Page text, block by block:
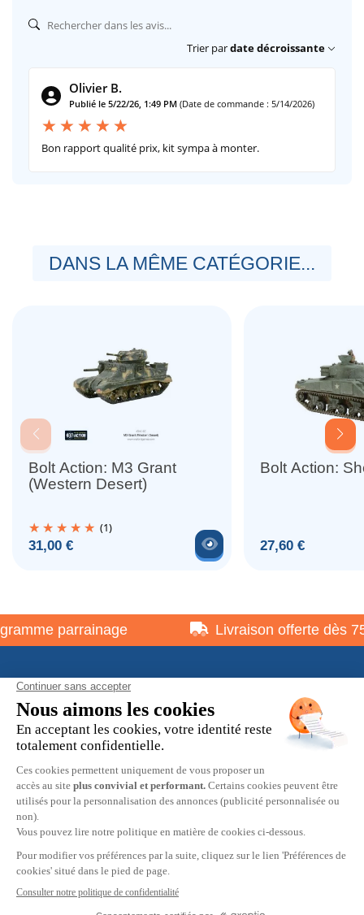
Trier pardate décroissante
Olivier B.
Publié le 5/22/26, 1:49 PM (Date de commande : 5/14/2026)
Bon rapport qualité prix, kit sympa à monter.
DANS LA MÊME CATÉGORIE...
Bolt Action: M3 Grant
(Western Desert)
(1)
Prix
31,00 € Voir le produit
Bolt Action:
Prix
27,60 €
parrainage Livraison offerte dès 75
À propos
Informations pratiques
Restons en contact
© 2026 HOBBY MAX -Mentions légales
confidentialité-Préférences cookies-